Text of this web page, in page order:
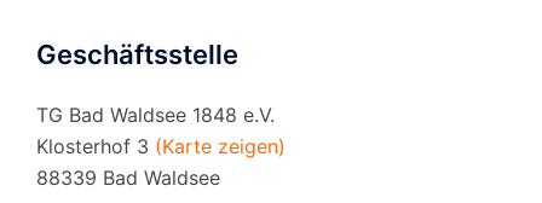
Geschäftsstelle
TG Bad Waldsee 1848 e.V.
Klosterhof 3 (Karte zeigen)
88339 Bad Waldsee